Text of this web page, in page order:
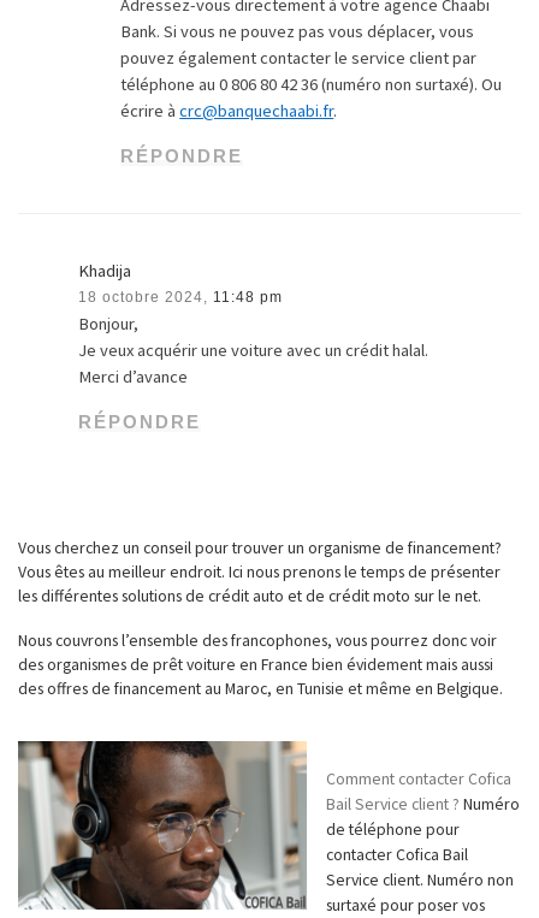
Bank. Si vous ne pouvez pas vous déplacer, vous
pouvez également contacter le service client par
téléphone au 0 806 80 42 36 (numéro non surtaxé). Ou
écrire àcrc@banquechaabi.fr.
RÉPONDRE
Khadija
18 octobre 2024, 11:48 pm
Bonjour,
Je veux acquérir une voiture avec un crédit halal.
Merci d’avance
RÉPONDRE
Vous cherchez un conseil pour trouver un organisme de financement?
Vous êtes au meilleur endroit. Ici nous prenons le temps de présenter
les différentes solutions de crédit auto et de crédit moto sur le net.
Nous couvrons l’ensemble des francophones, vous pourrez donc voir
des organismes de prêt voiture en France bien évidement mais aussi
des offres de financement au Maroc, en Tunisie et même en Belgique.
Comment contacter Cofica
Bail Service client ? Numéro
de téléphone pour
contacter Cofica Bail
Service client. Numéro non
surtaxé pour poser vos